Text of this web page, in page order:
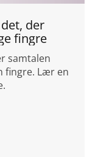
der
fingre
samtalen
fingre. Lær en